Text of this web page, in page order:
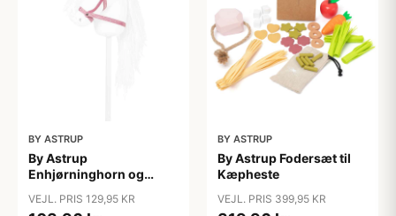
BY ASTRUP
By Astrup
Enhjørninghorn og
VEJL. PRIS 129,95 KR
BY ASTRUP
By Astrup Fodersæt til
Kæpheste
VEJL. PRIS 399,95 KR